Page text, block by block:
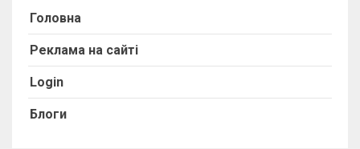
Головна
Реклама на сайті
Login
Блоги